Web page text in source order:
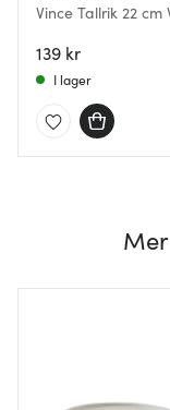
Vince Tallrik 22 cm
139 kr
I lager